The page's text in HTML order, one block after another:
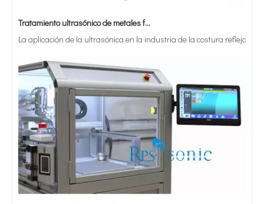
La aplicación de la ultrasónica en la industria de la costura refleja
Principio e introducción de la atomización ultrasónica de metales.